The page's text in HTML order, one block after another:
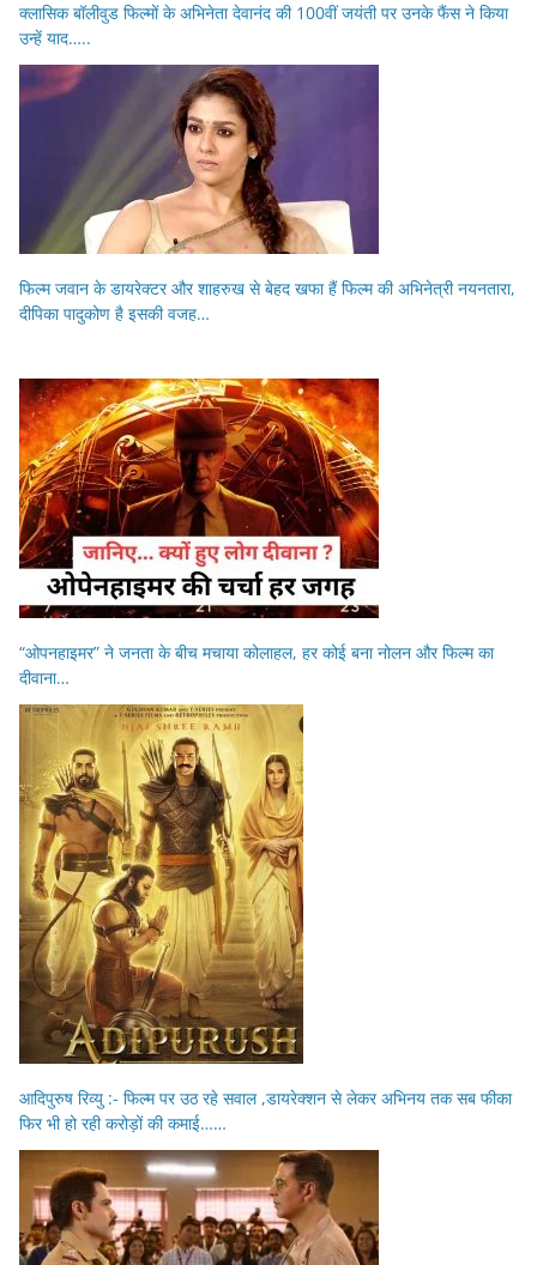
क्लासिक बॉलीवुड फिल्मों के अभिनेता देवानंद की 100वीं जयंती पर उनके फैंस ने किया
उन्हें याद…..
फिल्म जवान के डायरेक्टर और शाहरुख से बेहद खफा हैं फिल्म की अभिनेत्री नयनतारा,
दीपिका पादुकोण है इसकी वजह…
“ओपनहाइमर” ने जनता के बीच मचाया कोलाहल, हर कोई बना नोलन और फिल्म का
दीवाना…
आदिपुरुष रिव्यु :- फिल्म पर उठ रहे सवाल ,डायरेक्शन से लेकर अभिनय तक सब फीका
फिर भी हो रही करोड़ों की कमाई……